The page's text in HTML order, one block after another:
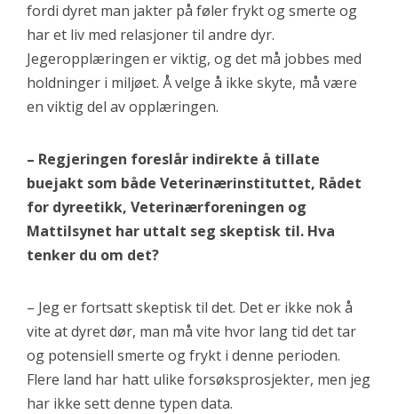
fordi dyret man jakter på føler frykt og smerte og
har et liv med relasjoner til andre dyr.
Jegeropplæringen er viktig, og det må jobbes med
holdninger i miljøet. Å velge å ikke skyte, må være
en viktig del av opplæringen.
– Regjeringen foreslår indirekte å tillate
buejakt som både Veterinærinstituttet, Rådet
for dyreetikk, Veterinærforeningen og
Mattilsynet har uttalt seg skeptisk til. Hva
tenker du om det?
– Jeg er fortsatt skeptisk til det. Det er ikke nok å
vite at dyret dør, man må vite hvor lang tid det tar
og potensiell smerte og frykt i denne perioden.
Flere land har hatt ulike forsøksprosjekter, men jeg
har ikke sett denne typen data.